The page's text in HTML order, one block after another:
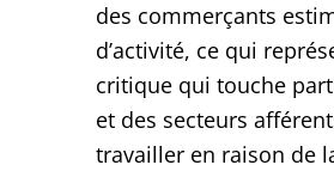
des commerçants
d’activité, ce qui
critique qui touche
et des secteurs
travailler en raison de